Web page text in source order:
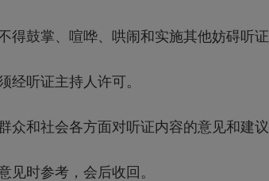
鼓掌、喧哗、哄闹和实施其他妨碍听证
听证主持人许可。
和社会各方面对听证内容的意见和建议
时参考，会后收回。